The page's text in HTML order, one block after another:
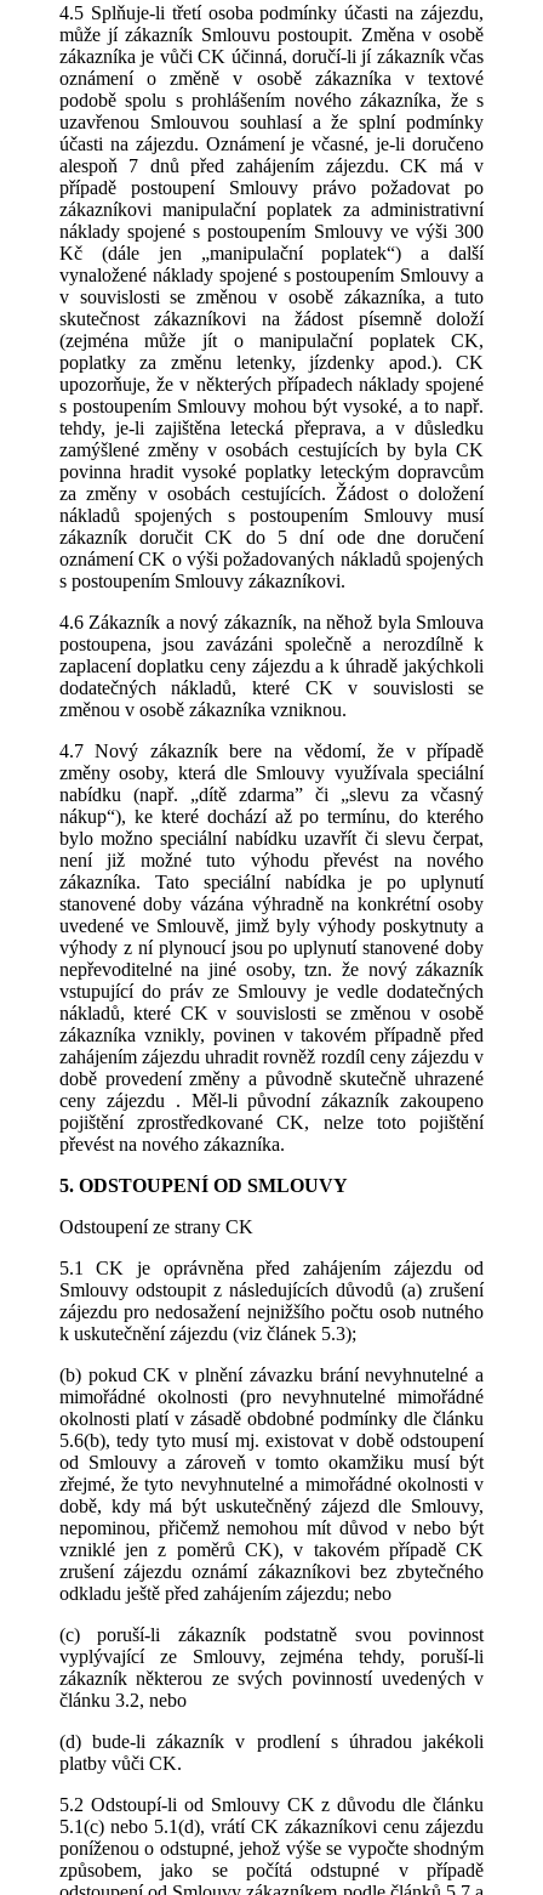
4.5 Splňuje-li třetí osoba podmínky účasti na zájezdu,
může jí zákazník Smlouvu postoupit. Změna v osobě
zákazníka je vůči CK účinná, doručí-li jí zákazník včas
oznámení o změně v osobě zákazníka v textové
podobě spolu s prohlášením nového zákazníka, že s
uzavřenou Smlouvou souhlasí a že splní podmínky
účasti na zájezdu. Oznámení je včasné, je-li doručeno
alespoň 7 dnů před zahájením zájezdu. CK má v
případě postoupení Smlouvy právo požadovat po
zákazníkovi manipulační poplatek za administrativní
náklady spojené s postoupením Smlouvy ve výši 300
Kč (dále jen „manipulační poplatek“) a další
vynaložené náklady spojené s postoupením Smlouvy a
v souvislosti se změnou v osobě zákazníka, a tuto
skutečnost zákazníkovi na žádost písemně doloží
(zejména může jít o manipulační poplatek CK,
poplatky za změnu letenky, jízdenky apod.). CK
upozorňuje, že v některých případech náklady spojené
s postoupením Smlouvy mohou být vysoké, a to např.
tehdy, je-li zajištěna letecká přeprava, a v důsledku
zamýšlené změny v osobách cestujících by byla CK
povinna hradit vysoké poplatky leteckým dopravcům
za změny v osobách cestujících. Žádost o doložení
nákladů spojených s postoupením Smlouvy musí
zákazník doručit CK do 5 dní ode dne doručení
oznámení CK o výši požadovaných nákladů spojených
s postoupením Smlouvy zákazníkovi.
4.6 Zákazník a nový zákazník, na něhož byla Smlouva
postoupena, jsou zavázáni společně a nerozdílně k
zaplacení doplatku ceny zájezdu a k úhradě jakýchkoli
dodatečných nákladů, které CK v souvislosti se
změnou v osobě zákazníka vzniknou.
4.7 Nový zákazník bere na vědomí, že v případě
změny osoby, která dle Smlouvy využívala speciální
nabídku (např. „dítě zdarma” či „slevu za včasný
nákup“), ke které dochází až po termínu, do kterého
bylo možno speciální nabídku uzavřít či slevu čerpat,
není již možné tuto výhodu převést na nového
zákazníka. Tato speciální nabídka je po uplynutí
stanovené doby vázána výhradně na konkrétní osoby
uvedené ve Smlouvě, jimž byly výhody poskytnuty a
výhody z ní plynoucí jsou po uplynutí stanovené doby
nepřevoditelné na jiné osoby, tzn. že nový zákazník
vstupující do práv ze Smlouvy je vedle dodatečných
nákladů, které CK v souvislosti se změnou v osobě
zákazníka vznikly, povinen v takovém případně před
zahájením zájezdu uhradit rovněž rozdíl ceny zájezdu v
době provedení změny a původně skutečně uhrazené
ceny zájezdu . Měl-li původní zákazník zakoupeno
pojištění zprostředkované CK, nelze toto pojištění
převést na nového zákazníka.
5. ODSTOUPENÍ OD SMLOUVY
Odstoupení ze strany CK
5.1 CK je oprávněna před zahájením zájezdu od
Smlouvy odstoupit z následujících důvodů (a) zrušení
zájezdu pro nedosažení nejnižšího počtu osob nutného
k uskutečnění zájezdu (viz článek 5.3);
(b) pokud CK v plnění závazku brání nevyhnutelné a
mimořádné okolnosti (pro nevyhnutelné mimořádné
okolnosti platí v zásadě obdobné podmínky dle článku
5.6(b), tedy tyto musí mj. existovat v době odstoupení
od Smlouvy a zároveň v tomto okamžiku musí být
zřejmé, že tyto nevyhnutelné a mimořádné okolnosti v
době, kdy má být uskutečněný zájezd dle Smlouvy,
nepominou, přičemž nemohou mít důvod v nebo být
vzniklé jen z poměrů CK), v takovém případě CK
zrušení zájezdu oznámí zákazníkovi bez zbytečného
odkladu ještě před zahájením zájezdu; nebo
(c) poruší-li zákazník podstatně svou povinnost
vyplývající ze Smlouvy, zejména tehdy, poruší-li
zákazník některou ze svých povinností uvedených v
článku 3.2, nebo
(d) bude-li zákazník v prodlení s úhradou jakékoli
platby vůči CK.
5.2 Odstoupí-li od Smlouvy CK z důvodu dle článku
5.1(c) nebo 5.1(d), vrátí CK zákazníkovi cenu zájezdu
poníženou o odstupné, jehož výše se vypočte shodným
způsobem, jako se počítá odstupné v případě